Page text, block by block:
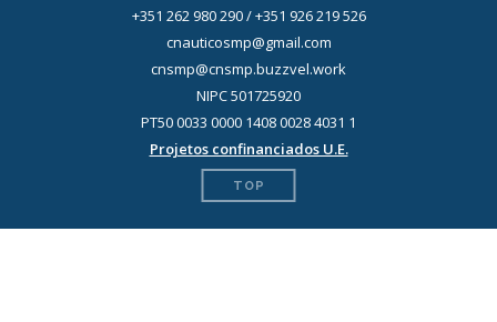
+351 262 980 290 / +351 926 219 526
cnauticosmp@gmail.com
cnsmp@cnsmp.buzzvel.work
NIPC 501725920
PT50 0033 0000 1408 0028 4031 1
Projetos confinanciados U.E.
TOP